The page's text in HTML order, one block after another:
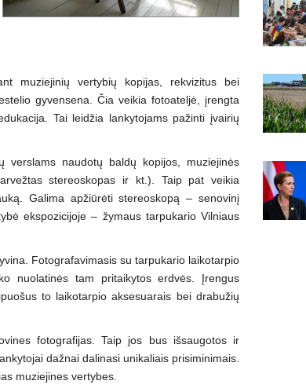
muziejinių vertybių kopijas, rekvizitus bei
gyvensena. Čia veikia fotoateljė, įrengta
Tai leidžia lankytojams pažinti įvairių
verslams naudotų baldų kopijos, muziejinės
stereoskopas ir kt.). Taip pat veikia
Galima apžiūrėti stereoskopą – senovinį
ekspozicijoje – žymaus tarpukario Vilniaus
Fotografavimasis su tarpukario laikotarpio
nuolatinės tam pritaikytos erdvės. Įrengus
to laikotarpio aksesuarais bei drabužių
fotografijas. Taip jos bus išsaugotos ir
dažnai dalinasi unikaliais prisiminimais.
muziejines vertybes.